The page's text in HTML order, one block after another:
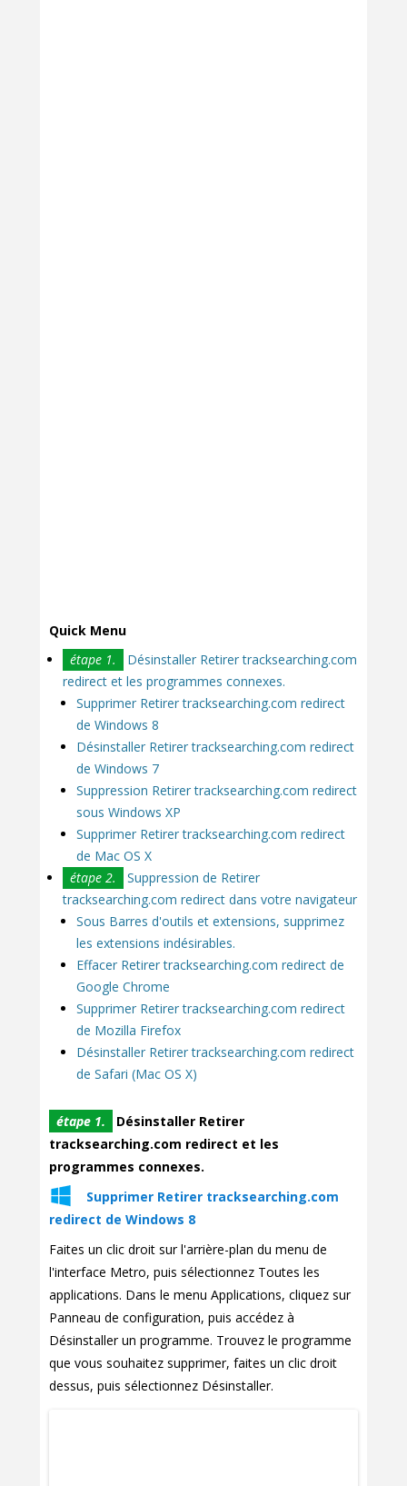
Quick Menu
étape 1.
Désinstaller Retirer tracksearching.com
redirect et les programmes connexes.
Supprimer Retirer tracksearching.com redirect
de Windows 8
Désinstaller Retirer tracksearching.com redirect
de Windows 7
Suppression Retirer tracksearching.com redirect
sous Windows XP
Supprimer Retirer tracksearching.com redirect
de Mac OS X
étape 2.
Suppression de Retirer
tracksearching.com redirect dans votre navigateur
Sous Barres d'outils et extensions, supprimez
les extensions indésirables.
Effacer Retirer tracksearching.com redirect de
Google Chrome
Supprimer Retirer tracksearching.com redirect
de Mozilla Firefox
Désinstaller Retirer tracksearching.com redirect
de Safari (Mac OS X)
étape 1.
Désinstaller Retirer
tracksearching.com redirect et les
programmes connexes.
Supprimer Retirer tracksearching.com
redirect de Windows 8
Faites un clic droit sur l'arrière-plan du menu de
l'interface Metro, puis sélectionnez Toutes les
applications. Dans le menu Applications, cliquez sur
Panneau de configuration, puis accédez à
Désinstaller un programme. Trouvez le programme
que vous souhaitez supprimer, faites un clic droit
dessus, puis sélectionnez Désinstaller.